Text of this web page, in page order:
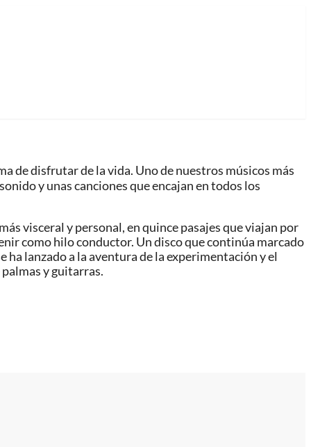
de disfrutar de la vida. Uno de nuestros músicos más
y unas canciones que encajan en todos los
visceral y personal, en quince pasajes que viajan por
como hilo conductor. Un disco que continúa marcado
lanzado a la aventura de la experimentación y el
y guitarras.